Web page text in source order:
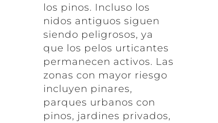
los pinos. Incluso los
nidos antiguos siguen
siendo peligrosos, ya
que los pelos urticantes
permanecen activos. Las
zonas con mayor riesgo
incluyen pinares,
parques urbanos con
pinos, jardines privados,